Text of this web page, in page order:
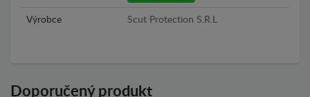
Výrobce Scut Protection S.R.L
Doporučený produkt